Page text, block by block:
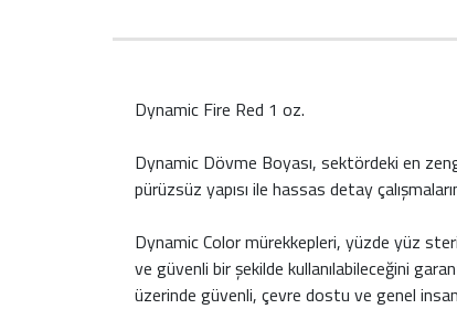
Dynamic Fire Red 1 oz.
Dynamic Dövme Boyası, sektördeki en
pürüzsüz yapısı ile hassas detay
Dynamic Color mürekkepleri, yüzde yüz
ve güvenli bir şekilde kullanılabileceğini
üzerinde güvenli, çevre dostu ve genel